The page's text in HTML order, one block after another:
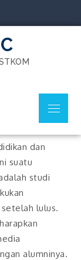
Menu
dan
suatu
studi
lulus.
alumninya.